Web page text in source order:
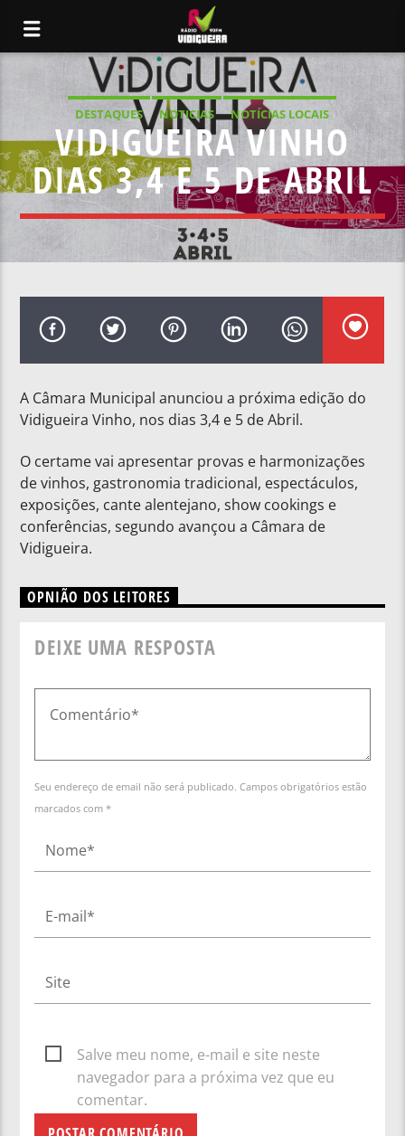
DESTAQUES NOTICIAS
NOTÍCIAS LOCAIS
NOTÍCIAS NACIONAIS
VIDIGUEIRA VINHO
DIAS 3,4 E 5 DE ABRIL
A Câmara Municipal anunciou a próxima edição do
Vidigueira Vinho, nos dias 3,4 e 5 de Abril.
O certame vai apresentar provas e harmonizações
de vinhos, gastronomia tradicional, espectáculos,
exposições, cante alentejano, show cookings e
conferências, segundo avançou a Câmara de
Vidigueira.
OPNIÃO DOS LEITORES
DEIXE UMA RESPOSTA
Seu endereço de email não será publicado. Campos obrigatórios estão
marcados com *
Salve meu nome, e-mail e site neste
navegador para a próxima vez que eu
comentar.